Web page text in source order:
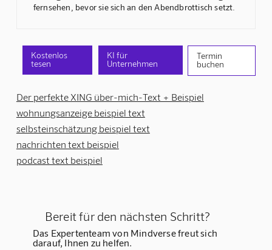
fernsehen, bevor sie sich an den Abendbrottisch setzt.
Kostenlos
tesen
KI für
Unternehmen
Termin
buchen
Der perfekte XING über-mich-Text + Beispiel
wohnungsanzeige beispiel text
selbsteinschätzung beispiel text
nachrichten text beispiel
podcast text beispiel
Bereit für den nächsten Schritt?
Das Expertenteam von Mindverse freut sich
darauf, Ihnen zu helfen.